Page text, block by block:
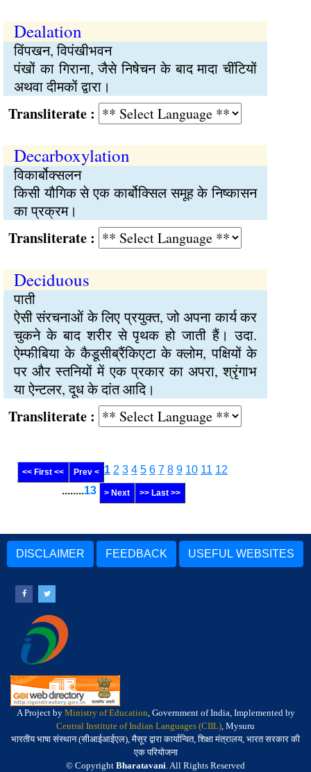
Dealation
विंपखन, विपंखीभवन
पंखों का गिराना, जैसे निषेचन के बाद मादा चींटियों
अथवा दीमकों द्वारा।
:
Decarboxylation
विकार्बोक्सलन
किसी यौगिक से एक कार्बोक्सिल समूह के निष्कासन
का प्रक्रम।
:
Deciduous
पाती
ऐसी संरचनाओं के लिए प्रयुक्त, जो अपना कार्य कर
चुकने के बाद शरीर से पृथक हो जाती हैं। उदा.
ऐम्फीबिया के कैडूसीब्रैंकिएटा के क्लोम, पक्षियों के
पर और स्तनियों में एक प्रकार का अपरा, श्रृंगाभ
या ऐन्टलर, दूध के दांत आदि।
:
<< First << Prev < 1 2 3 4 5 6 7 8 9 10 11 12
........13 > Next >> Last >>
DISCLAIMER FEEDBACK USEFUL WEBSITES
A Project by Ministry of Education, Government of India, Implemented by
Central Institute of Indian Languages (CIIL), Mysuru
भारतीय भाषा संस्थान (सीआईआईएल), मैसूर द्वारा कार्यान्वित, शिक्षा मंत्रालय, भारत सरकार की
एक परियोजना
© Copyright Bharatavani. All Rights Reserved